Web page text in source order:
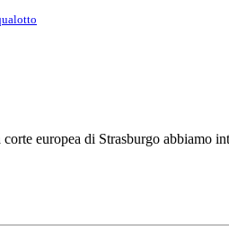
europea di Strasburgo